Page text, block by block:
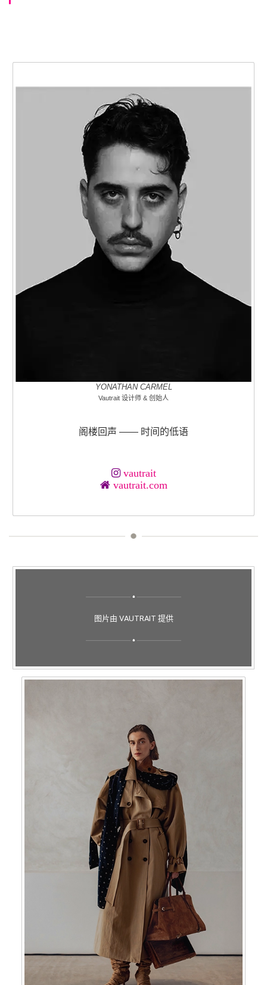
YONATHAN CARMEL
Vautrait 设计师 & 创始人
阁楼回声 —— 时间的低语
vautrait
vautrait.com
图片由 VAUTRAIT 提供